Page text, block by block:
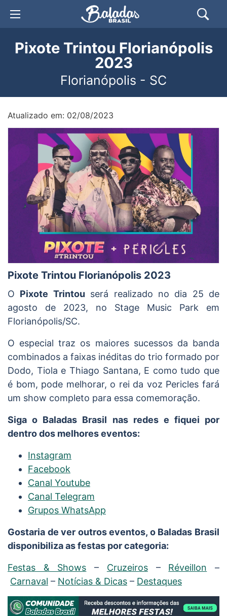
Pixote Trintou Florianópolis
2023
Florianópolis - SC
Atualizado em: 02/08/2023
Pixote Trintou Florianópolis 2023
O Pixote Trintou será realizado no dia 25 de
agosto de 2023, no Stage Music Park em
Florianópolis/SC.
O especial traz os maiores sucessos da banda
combinados a faixas inéditas do trio formado por
Dodo, Tiola e Thiago Santana, E como tudo que
é bom, pode melhorar, o rei da voz Pericles fará
um show completo para essa comemoração.
Siga o Baladas Brasil nas redes e fiquei por
dentro dos melhores eventos:
Instagram
Facebook
Canal Youtube
Canal Telegram
Grupos WhatsApp
Gostaria de ver outros eventos, o Baladas Brasil
disponibiliza as festas por categoria:
Festas & Shows – Cruzeiros– Réveillon –
Carnaval – Notícias & Dicas – Destaques